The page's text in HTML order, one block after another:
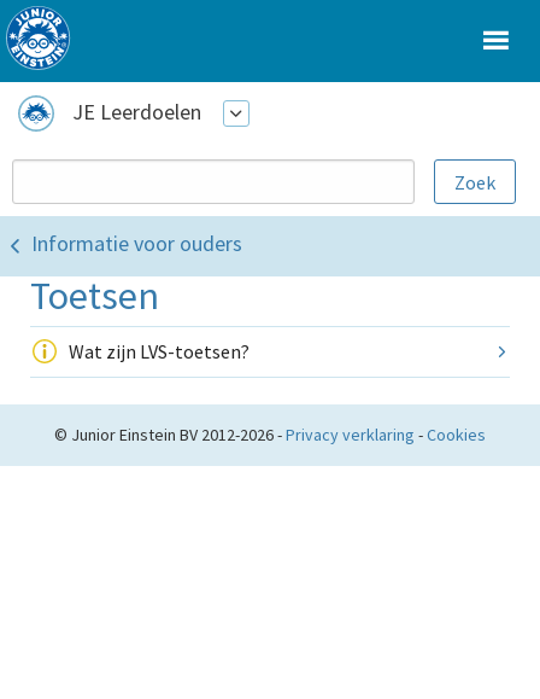
JE Leerdoelen
Informatie voor ouders
Toetsen
Wat zijn LVS-toetsen?
© Junior Einstein BV 2012-2026 -Privacy verklaring -Cookies